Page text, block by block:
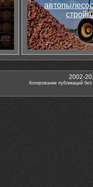
2002-
Копирование публикаций